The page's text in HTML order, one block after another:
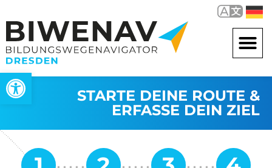
Werkzeugleiste öffnen
STARTE DEINE ROUTE &
ERFASSE DEIN ZIEL